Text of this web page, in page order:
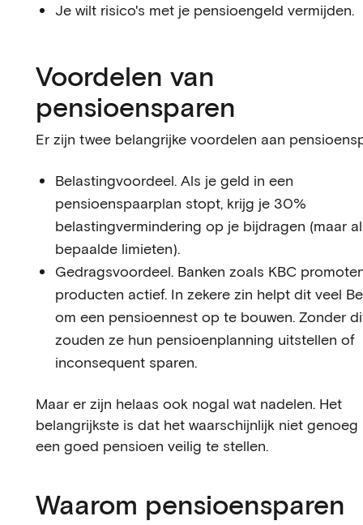
Je wilt risico's met je pensioengeld vermijden.
Voordelen van
pensioensparen
Er zijn twee belangrijke voordelen aan
Belastingvoordeel. Als je geld in een
pensioenspaarplan stopt, krijg je 30%
belastingvermindering op je bijdragen (maar
bepaalde limieten).
Gedragsvoordeel. Banken zoals KBC
producten actief. In zekere zin helpt dit veel
om een pensioennest op te bouwen. Zonder
zouden ze hun pensioenplanning uitstellen of
inconsequent sparen.
Maar er zijn helaas ook nogal wat nadelen. Het
belangrijkste is dat het waarschijnlijk niet genoeg
een goed pensioen veilig te stellen.
Waarom pensioensparen